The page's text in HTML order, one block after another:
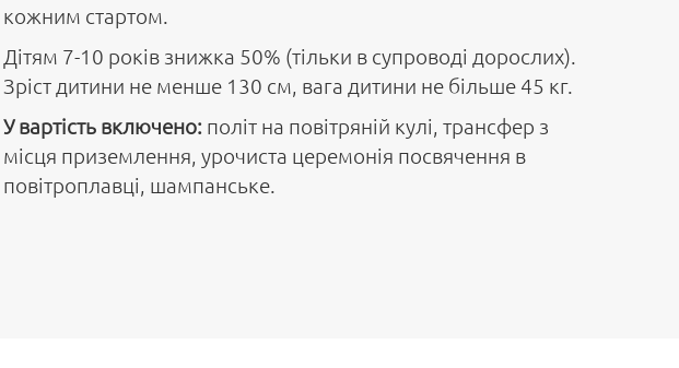
кожним стартом.
Дітям 7-10 років знижка 50% (тільки в супроводі дорослих).
Зріст дитини не менше 130 см, вага дитини не більше 45 кг.
У вартість включено: політ на повітряній кулі, трансфер з
місця приземлення, урочиста церемонія посвячення в
повітроплавці, шампанське.